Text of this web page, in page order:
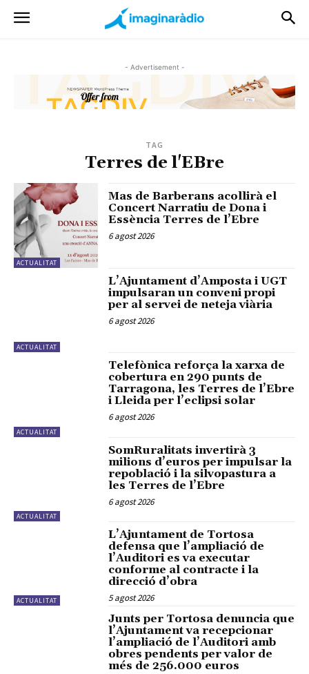
- Advertisement -
TAG
Terres de l'EBre
ACTUALITAT
Mas de Barberans acollirà el
Concert Narratiu de Dona i
Essència Terres de l’Ebre
6 agost 2026
ACTUALITAT
L’Ajuntament d’Amposta i UGT
impulsaran un conveni propi
per al servei de neteja viària
6 agost 2026
ACTUALITAT
Telefònica reforça la xarxa de
cobertura en 290 punts de
Tarragona, les Terres de l’Ebre
i Lleida per l’eclipsi solar
6 agost 2026
ACTUALITAT
SomRuralitats invertirà 3
milions d’euros per impulsar la
repoblació i la silvopastura a
les Terres de l’Ebre
6 agost 2026
ACTUALITAT
L’Ajuntament de Tortosa
defensa que l’ampliació de
l’Auditori es va executar
conforme al contracte i la
direcció d’obra
5 agost 2026
Junts per Tortosa denuncia que
l’Ajuntament va recepcionar
l’ampliació de l’Auditori amb
obres pendents per valor de
més de 256.000 euros